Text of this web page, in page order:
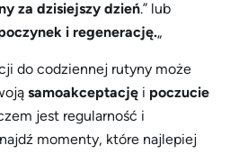
za dzisiejszy dzień.” lub
i regenerację.„
do codziennej rutyny może
samoakceptację i poczucie
jest regularność i
momenty, które najlepiej